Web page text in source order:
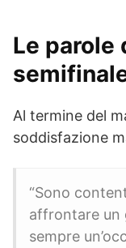
Le parole
Al termine del
soddisfazione
“Sono
affrontare un
sempre